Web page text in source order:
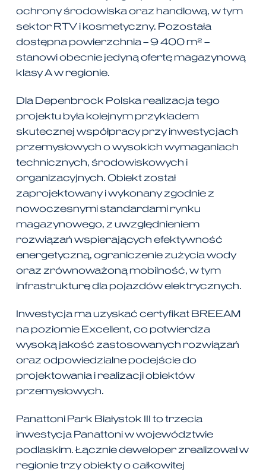
ochrony środowiska oraz handlową, w tym
sektor RTV i kosmetyczny. Pozostała
dostępna powierzchnia – 9 400 m² –
stanowi obecnie jedyną ofertę magazynową
klasy A w regionie.
Dla Depenbrock Polska realizacja tego
projektu była kolejnym przykładem
skutecznej współpracy przy inwestycjach
przemysłowych o wysokich wymaganiach
technicznych, środowiskowych i
organizacyjnych. Obiekt został
zaprojektowany i wykonany zgodnie z
nowoczesnymi standardami rynku
magazynowego, z uwzględnieniem
rozwiązań wspierających efektywność
energetyczną, ograniczenie zużycia wody
oraz zrównoważoną mobilność, w tym
infrastrukturę dla pojazdów elektrycznych.
Inwestycja ma uzyskać certyfikat BREEAM
na poziomie Excellent, co potwierdza
wysoką jakość zastosowanych rozwiązań
oraz odpowiedzialne podejście do
projektowania i realizacji obiektów
przemysłowych.
Panattoni Park Białystok III to trzecia
inwestycja Panattoni w województwie
podlaskim. Łącznie deweloper zrealizował w
regionie trzy obiekty o całkowitej